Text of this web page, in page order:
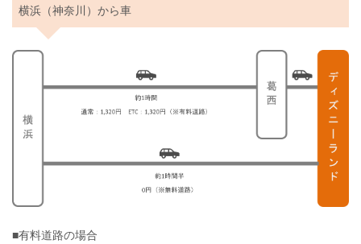
横浜（神奈川）から車
■有料道路の場合